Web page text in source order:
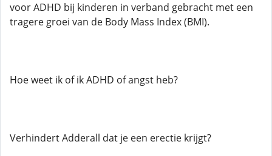
voor ADHD bij kinderen in verband gebracht met een
tragere groei van de Body Mass Index (BMI).
Hoe weet ik of ik ADHD of angst heb?
Verhindert Adderall dat je een erectie krijgt?